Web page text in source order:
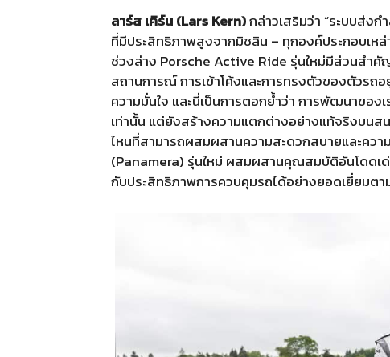
ลาร์ส เคิร์น (Lars Kern)กล่าวเสริมว่า “ระบบส่ง
ที่มีประสิทธิภาพสูงจากมิชลิน – ทุกองค์ประกอบเห
ช่วงล่าง Porsche Active Ride รุ่นใหม่มีส่วนสำ
สถานการณ์ การเข้าโค้งและการทรงตัวของตัวรถ
ความมั่นใจ และนี่เป็นการตอกย้ำว่า การพัฒนาของ
เท่านั้น แต่ยังสร้างความแตกต่างอย่างแท้จริงบน
ไหนที่สามารถผสมผสานความสะดวกสบายและคว
(Panamera) รุ่นใหม่ ผสมผสานคุณสมบัติอันโดดเด่
กับประสิทธิภาพการควบคุมรถได้อย่างยอดเยี่ยมต